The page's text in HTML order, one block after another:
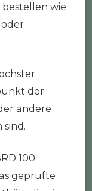
bestellen wie
der
andere
100
geprüfte